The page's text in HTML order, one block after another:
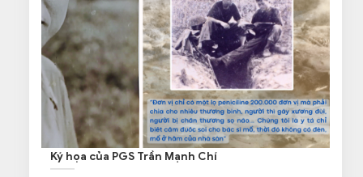
Ký họa của PGS Trần Mạnh Chí